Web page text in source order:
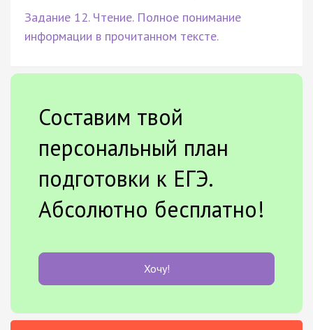
Задание 12. Чтение. Полное понимание
информации в прочитанном тексте.
Составим твой
персональный план
подготовки к ЕГЭ.
Абсолютно бесплатно!
Хочу!